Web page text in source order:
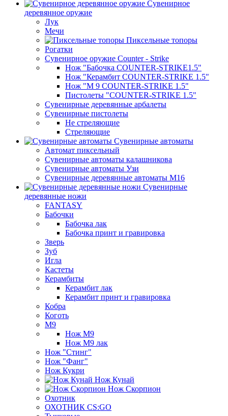
Сувенирное
деревянное оружие
Лук
Мечи
Пиксельные топоры
Рогатки
Сувенирное оружие Counter - Strike
Нож "Бабочка COUNTER-STRIKE1.5"
Нож "Керамбит COUNTER-STRIKE 1.5"
Нож "М 9 COUNTER-STRIKE 1.5"
Пистолеты "COUNTER-STRIKE 1.5"
Сувенирные деревянные арбалеты
Сувенирные пистолеты
Не стреляющие
Стреляющие
Сувенирные автоматы
Автомат пиксельный
Сувенирные автоматы калашникова
Сувенирные автоматы Узи
Сувенирные деревянные автоматы М16
Сувенирные
деревянные ножи
FANTASY
Бабочки
Бабочка лак
Бабочка принт и гравировка
Зверь
Зуб
Игла
Кастеты
Керамбиты
Керамбит лак
Керамбит принт и гравировка
Кобра
Коготь
М9
Нож М9
Нож М9 лак
Нож "Стинг"
Нож "Фанг"
Нож Кукри
Нож Кунай
Нож Скорпион
Охотник
ОХОТНИК CS:GO